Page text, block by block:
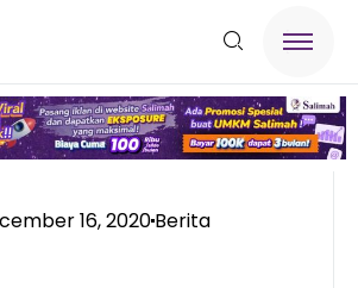
16, 2020Berita